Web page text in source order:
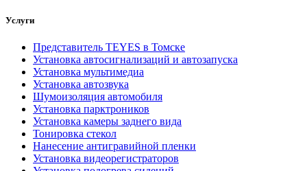
Услуги
Представитель TEYES в Томске
Установка автосигнализаций и автозапуска
Установка мультимедиа
Установка автозвука
Шумоизоляция автомобиля
Установка парктроников
Установка камеры заднего вида
Тонировка стекол
Нанесение антигравийной пленки
Установка видеорегистраторов